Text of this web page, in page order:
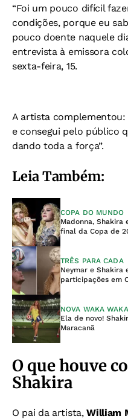
“Foi um pouco difícil
condições, porque eu
pouco doente naquele
entrevista à emissora
sexta-feira, 15.
A artista complementou:
e consegui pelo público
dando toda a força”.
Leia Também:
COPA DO MUNDO
Madonna, Shakira
final da Copa de
TRÊS PARA CADA
Neymar e Shakira
participações em
NOVA WAKA WAKA
Ela de novo!
Maracanã
O que houve
Shakira
O pai da artista,William